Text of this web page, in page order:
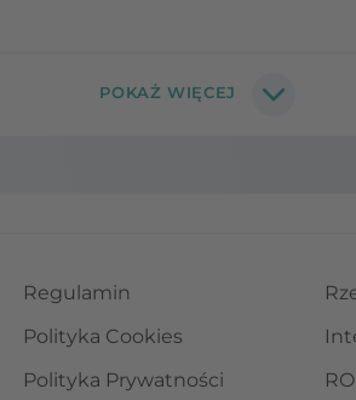
Regulamin
Polityka Cookies
Polityka Prywatności